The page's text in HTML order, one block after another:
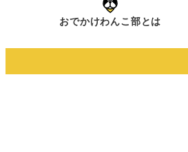
へ
おでかけわんこ部とは